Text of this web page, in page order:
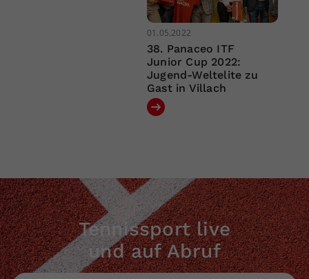
01.05.2022
38. Panaceo ITF
Junior Cup 2022:
Jugend-Weltelite zu
Gast in Villach
Tennissport live
und auf Abruf